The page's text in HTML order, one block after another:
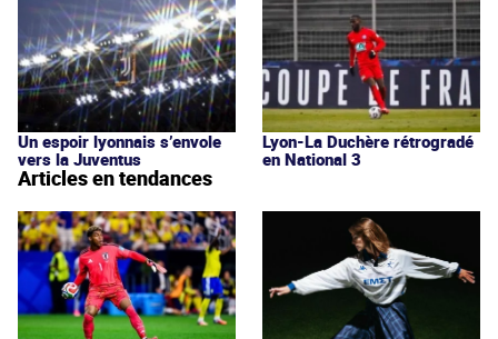
Un espoir lyonnais s’envole
vers la Juventus
Lyon-La Duchère rétrogradé
en National 3
Articles en tendances